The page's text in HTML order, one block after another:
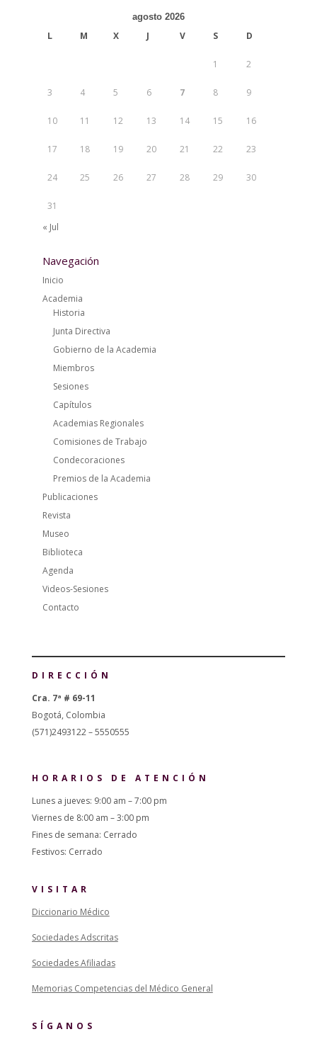
agosto 2026
L M X J V S D
1 2
3 4 5 6 7 8 9
10 11 12 13 14 15 16
17 18 19 20 21 22 23
24 25 26 27 28 29 30
31
« Jul
Navegación
Inicio
Academia
Historia
Junta Directiva
Gobierno de la Academia
Miembros
Sesiones
Capítulos
Academias Regionales
Comisiones de Trabajo
Condecoraciones
Premios de la Academia
Publicaciones
Revista
Museo
Biblioteca
Agenda
Videos-Sesiones
Contacto
DIRECCIÓN
Cra. 7ª # 69-11
Bogotá, Colombia
(571)2493122 – 5550555
HORARIOS DE ATENCIÓN
Lunes a jueves: 9:00 am – 7:00 pm
Viernes de 8:00 am – 3:00 pm
Fines de semana: Cerrado
Festivos: Cerrado
VISITAR
Diccionario Médico
Sociedades Adscritas
Sociedades Afiliadas
Memorias Competencias del Médico General
SÍGANOS